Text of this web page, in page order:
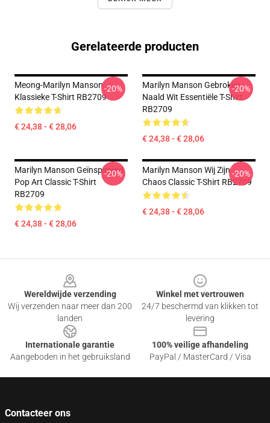
Gerelateerde producten
Meong-Marilyn Manson
Klassieke T-Shirt RB2709
€ 24,38 - € 28,06
-20%
Marilyn Manson Gebroken
Naald Wit Essentiële T-Shirt
RB2709
€ 24,38 - € 28,06
-20%
Marilyn Manson Geïnspireerd
Pop Art Classic T-Shirt
RB2709
€ 24,38 - € 28,06
-20%
Marilyn Manson Wij Zijn
Chaos Classic T-Shirt RB2709
€ 24,38 - € 28,06
-20%
Wereldwijde verzending
Wij verzenden naar meer dan 200
landen
Winkel met vertrouwen
24/7 beschermd van klikken tot
levering
Internationale garantie
Aangeboden in het gebruiksland
100% veilige afhandeling
PayPal / MasterCard / Visa
Contacteer ons